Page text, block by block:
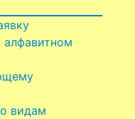
видам